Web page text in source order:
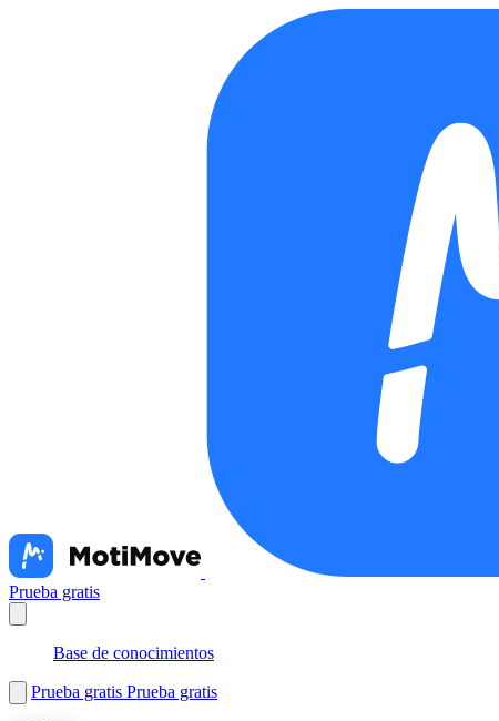
Prueba gratis
NederlandsBase de conocimientos
Prueba gratis Prueba gratis